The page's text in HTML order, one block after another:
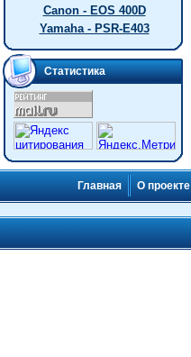
Canon - EOS 400D
Yamaha - PSR-E403
Статистика
Главная О проекте